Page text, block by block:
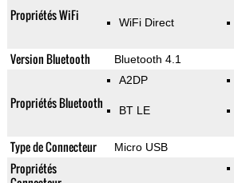
Propriétés WiFi WiFi Direct
Version Bluetooth Bluetooth 4.1
Propriétés Bluetooth
A2DP
BT LE
Type de Connecteur Micro USB
Propriétés